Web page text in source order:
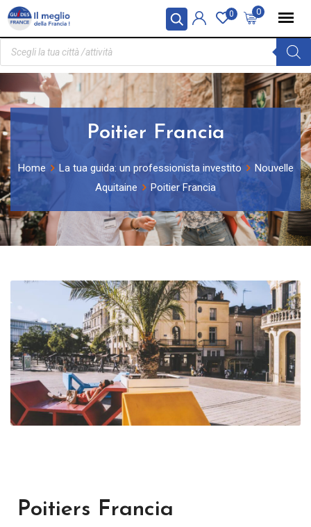
Pannello di gestione dei cookies 0
0
Poitier Francia
Home La tua guida: un professionista investito
Nouvelle
Aquitaine
Poitier Francia
Poitiers Francia